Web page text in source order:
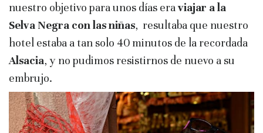
nuestro objetivo para unos días eraviajar a la
Selva Negra con las niñas, resultaba que nuestro
hotel estaba a tan solo 40 minutos de la recordada
Alsacia, y no pudimos resistirnos de nuevo a su
embrujo.